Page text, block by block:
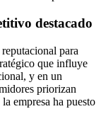
destacado
para
que influye
y en un
priorizan
empresa ha puesto